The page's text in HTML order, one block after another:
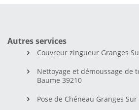
Autres services
Couvreur zingueur Granges
Nettoyage et démoussage de
Baume 39210
Pose de Chéneau Granges